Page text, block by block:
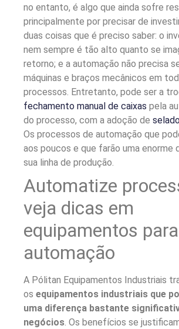
no entanto, é algo que ainda sofre
principalmente por precisar de
duas coisas que é preciso saber: o
nem sempre é tão alto quanto se
retorno; e a automação não precisa
máquinas e braços mecânicos em
processos. Entretanto, pode ser a
fechamento manual de caixas pela
do processo, com a adoção de
Os processos de automação que
aos poucos e que farão uma enorme
sua linha de produção.
Automatize
veja dicas em
equipamentos para
automação
A Pólitan Equipamentos Industriais
os equipamentos industriais que
uma diferença bastante
negócios. Os benefícios se